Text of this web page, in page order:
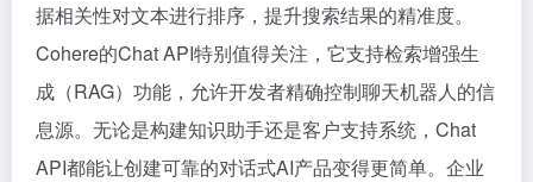
据相关性对文本进行排序，提升搜索结果的精准度。
Cohere的Chat API特别值得关注，它支持检索增强生
成（RAG）功能，允许开发者精确控制聊天机器人的信
息源。无论是构建知识助手还是客户支持系统，Chat
API都能让创建可靠的对话式AI产品变得更简单。企业